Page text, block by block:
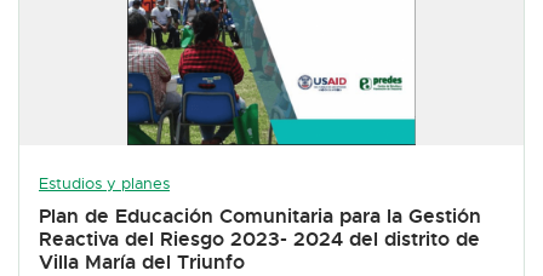
Estudios y planes
Plan de Educación Comunitaria para la Gestión
Reactiva del Riesgo 2023- 2024 del distrito de
Villa María del Triunfo